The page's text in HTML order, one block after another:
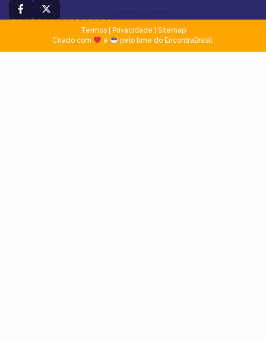
Termos| Privacidade
Sitemap
Criado com
e pelo time do EncontraBrasil